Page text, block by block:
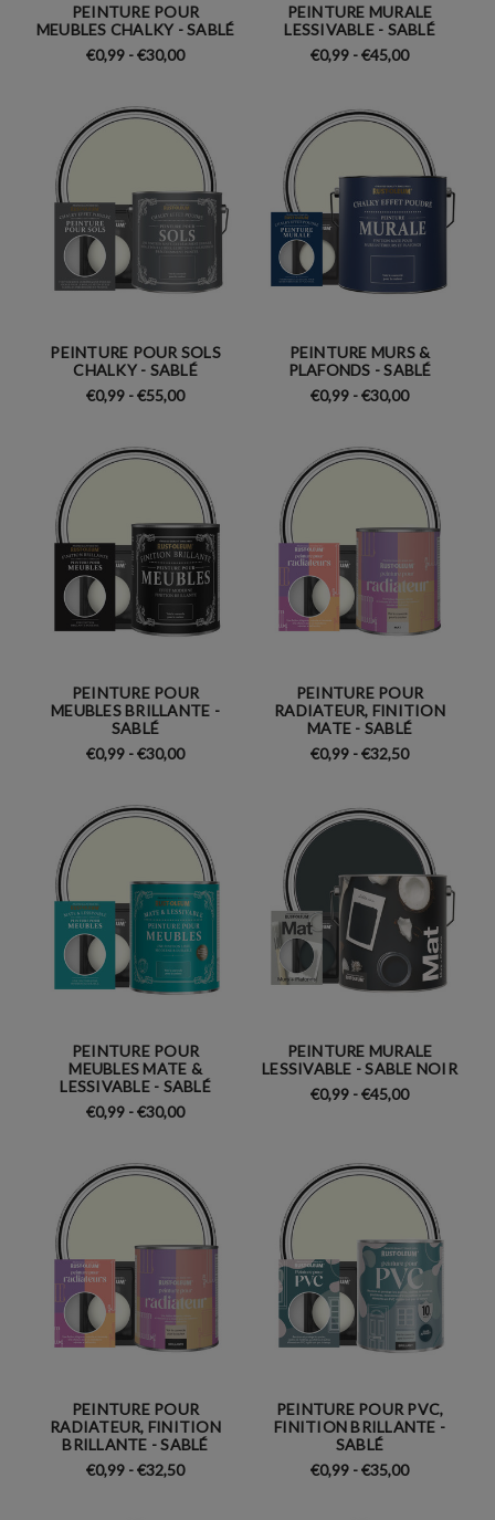
PEINTURE POUR
MEUBLES CHALKY - SABLÉ
€0,99 - €30,00
PEINTURE MURALE
LESSIVABLE - SABLÉ
€0,99 - €45,00
PEINTURE POUR SOLS
CHALKY - SABLÉ
€0,99 - €55,00
PEINTURE MURS &
PLAFONDS - SABLÉ
€0,99 - €30,00
PEINTURE POUR
MEUBLES BRILLANTE -
SABLÉ
€0,99 - €30,00
PEINTURE POUR
RADIATEUR, FINITION
MATE - SABLÉ
€0,99 - €32,50
PEINTURE POUR
MEUBLES MATE &
LESSIVABLE - SABLÉ
€0,99 - €30,00
PEINTURE MURALE
LESSIVABLE - SABLE NOIR
€0,99 - €45,00
PEINTURE POUR
RADIATEUR, FINITION
BRILLANTE - SABLÉ
€0,99 - €32,50
PEINTURE POUR PVC,
FINITION BRILLANTE -
SABLÉ
€0,99 - €35,00